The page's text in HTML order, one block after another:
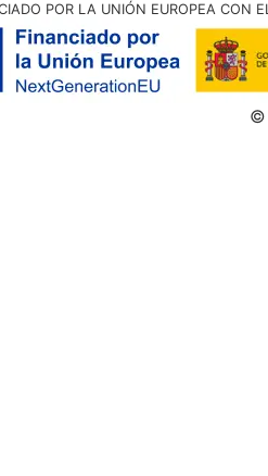
POR LA UNIÓN EUROPEA CON
©